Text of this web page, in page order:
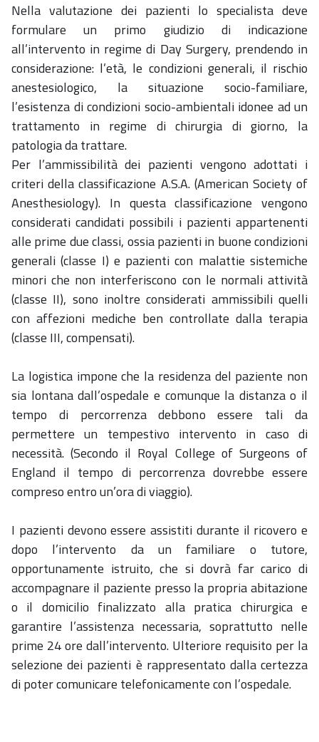
Nella valutazione dei pazienti lo specialista deve
formulare un primo giudizio di indicazione
all’intervento in regime di Day Surgery, prendendo in
considerazione: l’età, le condizioni generali, il rischio
anestesiologico, la situazione socio-familiare,
l’esistenza di condizioni socio-ambientali idonee ad un
trattamento in regime di chirurgia di giorno, la
patologia da trattare.
Per l’ammissibilità dei pazienti vengono adottati i
criteri della classificazione A.S.A. (American Society of
Anesthesiology). In questa classificazione vengono
considerati candidati possibili i pazienti appartenenti
alle prime due classi, ossia pazienti in buone condizioni
generali (classe I) e pazienti con malattie sistemiche
minori che non interferiscono con le normali attività
(classe II), sono inoltre considerati ammissibili quelli
con affezioni mediche ben controllate dalla terapia
(classe III, compensati).
La logistica impone che la residenza del paziente non
sia lontana dall’ospedale e comunque la distanza o il
tempo di percorrenza debbono essere tali da
permettere un tempestivo intervento in caso di
necessità. (Secondo il Royal College of Surgeons of
England il tempo di percorrenza dovrebbe essere
compreso entro un’ora di viaggio).
I pazienti devono essere assistiti durante il ricovero e
dopo l’intervento da un familiare o tutore,
opportunamente istruito, che si dovrà far carico di
accompagnare il paziente presso la propria abitazione
o il domicilio finalizzato alla pratica chirurgica e
garantire l’assistenza necessaria, soprattutto nelle
prime 24 ore dall’intervento. Ulteriore requisito per la
selezione dei pazienti è rappresentato dalla certezza
di poter comunicare telefonicamente con l’ospedale.